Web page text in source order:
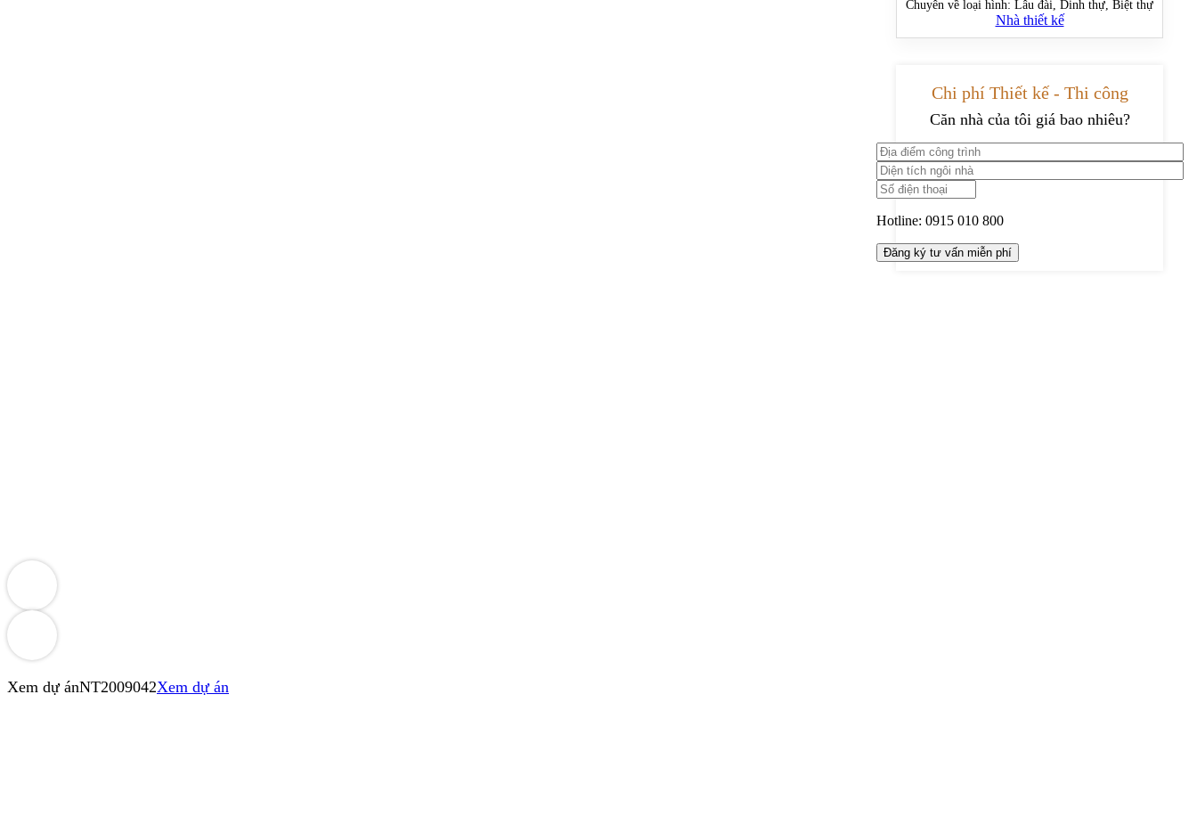
Chuyên về loại hình: Lâu đài, Dinh thự, Biệt thự
Nhà thiết kế
Chi phí Thiết kế - Thi công
Căn nhà của tôi giá bao nhiêu?
Hotline: 0915 010 800
Xem dự ánNT2009042Xem dự án